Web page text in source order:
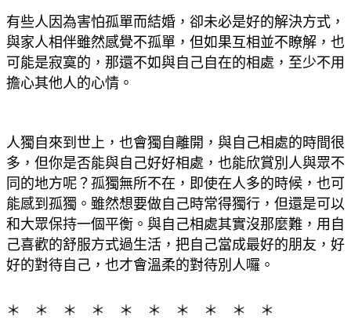
有些人因為害怕孤單而結婚，卻未必是好的解決方式，
與家人相伴雖然感覺不孤單，但如果互相並不瞭解，也
可能是寂寞的，那還不如與自己自在的相處，至少不用
擔心其他人的心情。
人獨自來到世上，也會獨自離開，與自己相處的時間很
多，但你是否能與自己好好相處，也能欣賞別人與眾不
同的地方呢？孤獨無所不在，即使在人多的時候，也可
能感到孤獨。雖然想要做自己時常得獨行，但還是可以
和大眾保持一個平衡。與自己相處其實沒那麼難，用自
己喜歡的舒服方式過生活，把自己當成最好的朋友，好
好的對待自己，也才會溫柔的對待別人囉。
＊ ＊ ＊ ＊ ＊ ＊ ＊ ＊ ＊ ＊